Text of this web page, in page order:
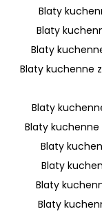
Blaty
Blaty
Blaty
Blaty kuchenne
Blaty
Blaty kuchenne
Blaty
Blaty
Blaty
Blaty